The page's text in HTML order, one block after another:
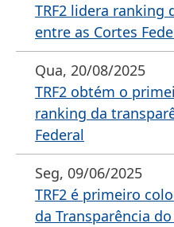
TRF2 lidera ranking
entre as Cortes
Qua, 20/08/2025
TRF2 obtém o
ranking da
Federal
Seg, 09/06/2025
TRF2 é primeiro
da Transparência